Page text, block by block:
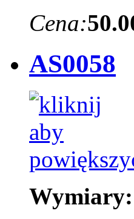
Cena:
AS0058
Wymiary: